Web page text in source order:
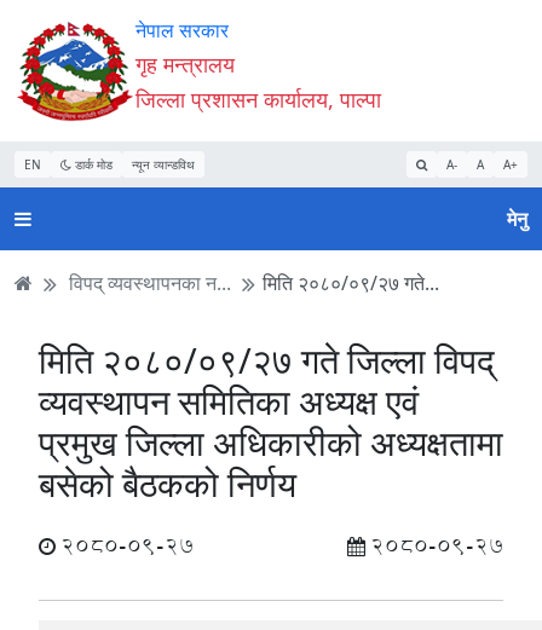
Accessibility
Mode
सुरु
गर्नुहोस्
सामाग्री
पढ्नुहाेस्
नेभिगेसन
पढ्नुहाेस्
वेबसाइट
खोजमा
जानुहोस्
नेपाल सरकार
गृह मन्त्रालय
जिल्ला प्रशासन कार्यालय, पाल्पा
EN डार्क मोड न्यून व्यान्डविथ A- A A+
मेनु
विपद् व्यवस्थापनका न... मिति २०८०/०९/२७ गते...
मिति २०८०/०९/२७ गते जिल्ला विपद्
व्यवस्थापन समितिका अध्यक्ष एवं
प्रमुख जिल्ला अधिकारीको अध्यक्षतामा
बसेको बैठकको निर्णय
2080-09-27 2080-09-27